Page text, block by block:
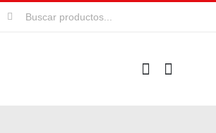
Buscar: